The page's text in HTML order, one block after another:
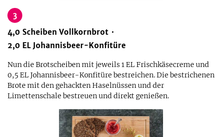
3
4,0 Scheiben Vollkornbrot
2,0 EL Johannisbeer-Konfitüre
Nun die Brotscheiben mit jeweils 1 EL Frischkäsecreme und
0,5 EL Johannisbeer-Konfitüre bestreichen. Die bestrichenen
Brote mit den gehackten Haselnüssen und der
Limettenschale bestreuen und direkt genießen.